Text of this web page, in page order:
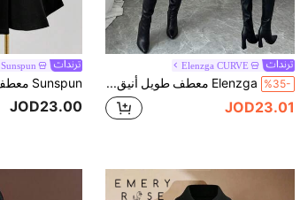
Elenzga CURVE
%35- Elenzga معطف طويل أنيق ذو أزرار مزدوجة بأكمام طويلة للنساء ذوات الحجم الكبير
JOD23.01
Sunspun
JOD23.00